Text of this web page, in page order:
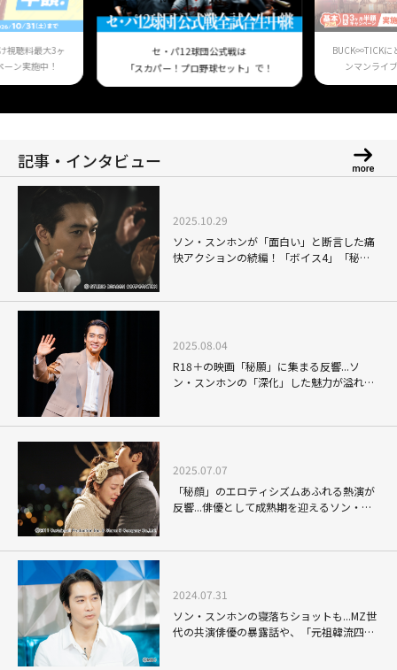
視聴料最大3ヶ
ン実施中！
セ・パ12球団公式戦は
「スカパー！プロ野球セット」で！
BUCK∞TICKに
ンマンライ
記事・インタビュー
2025.10.29
ソン・スンホンが「面白い」と断言した痛
快アクションの続編！「ボイス4」「秘
ーラ
2025.08.04
R18＋の映画「秘願」に集まる反響...ソ
ン・スンホンの「深化」した魅力が溢れ出
2025.07.07
「秘顔」のエロティシズムあふれる熱演が
反響...俳優として成熟期を迎えるソン・ス
2024.07.31
ソン・スンホンの寝落ちショットも...MZ世
代の共演俳優の暴露話や、「元祖韓流四天